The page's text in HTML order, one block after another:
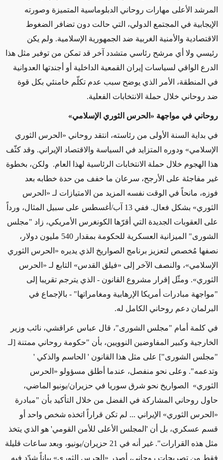
المرشد الأعلى مهارات روحاني الدبلوماسية المتميزة وصورته
الإيجابية في المجتمع الدولي، التي حالت دون تضافر الضغوط
الاقتصادية والأمنية الغربية ضد الجمهورية الإسلامية. ولم يكن
رئيسي ولا أي مرشح رئاسي متشدد آخر قد تمكن من توفير مثل هذا
الدرع الواقي لسياسات إيران القمعية الداخلية أو أجندتها العدوانية
في المنطقة، الأمر الذي يوضح سبب عدم تكلّم خامنئي بكل قوة
ضد روحاني خلال حملة الانتخابات الفعلية.
روحاني في مواجهة «الحرس الثوري الإسلامي»
في بداية السنة الأولى من رئاسته، انتقد روحاني «الحرس الثوري
الإسلامي» ودوره المتزايد في السياسة والاقتصاد الإيراني. وقد كثّف
هذا الهجوم خلال حملة الانتخابات الرئاسية لهذا العام. ولكن، بخطوة
غير مفاجئة على الأرجح، سرعان ما خفف من حدة خطابه بعد
فوزه، مانحاً في الوقت نفسه المزيد من الامتيازات لـ «الحرس
الثوري» بشكل فعال. ففي 13 آب/أغسطس على سبيل المثال، ورداً
على العقوبات الجديدة التي أقرّها الكونغرس الأمريكي، زاد "مجلس
الشورى" الميزانية العسكرية للحكومة بمقدار 540 مليون دولار،
نصفها مُخصص لتعزيز برنامج الصواريخ الذي يديره «الحرس الثوري
الإسلامي»، والنصف الآخر إلى «فيلق القدس» التابع لـ «الحرس
الثوري». ومثّل إقرار مشروع القانون - الذي يترجم تقريبا إلى
"مواجهة مبادرات أمريكا الإرهابية ومغامراتها" - بالإجماع في
البرلمان دعم روحاني الكامل له.
في كلمة أمام "مجلس الشورى"، قال عباس عراقشي، نائب وزير
الخارجية وكبير المفاوضين النوويين، بأن "حكومة روحاني ممتنة [لـ
"مجلس الشورى"] على مثل هذا القانون ' الحاسم والذكي '
وتدعمه". وعلى نحو منفصل، عندما أطلق مسؤولو «الحرس
الثوري» الصواريخ نحو شرق سوريا في حزيران/يونيو الماضي،
حاول روحاني المشاركة في الفضل من خلال التأكيد بأن "مبادرة
«الحرس الثوري» الإيراني ... لم تكن قراراً اتخذه شخص واحد أو
قسم عسكري، بل أن 'المجلس الأعلى للأمن القومي' هو الذي يتخذ
مثل هذه القرارات". غير أنه في 21 حزيران/يونيو، وبعد ساعات قليلة
فقط من تصريحات روحاني، أصدر «الحرس الثوري» بياناً شدّد فيه